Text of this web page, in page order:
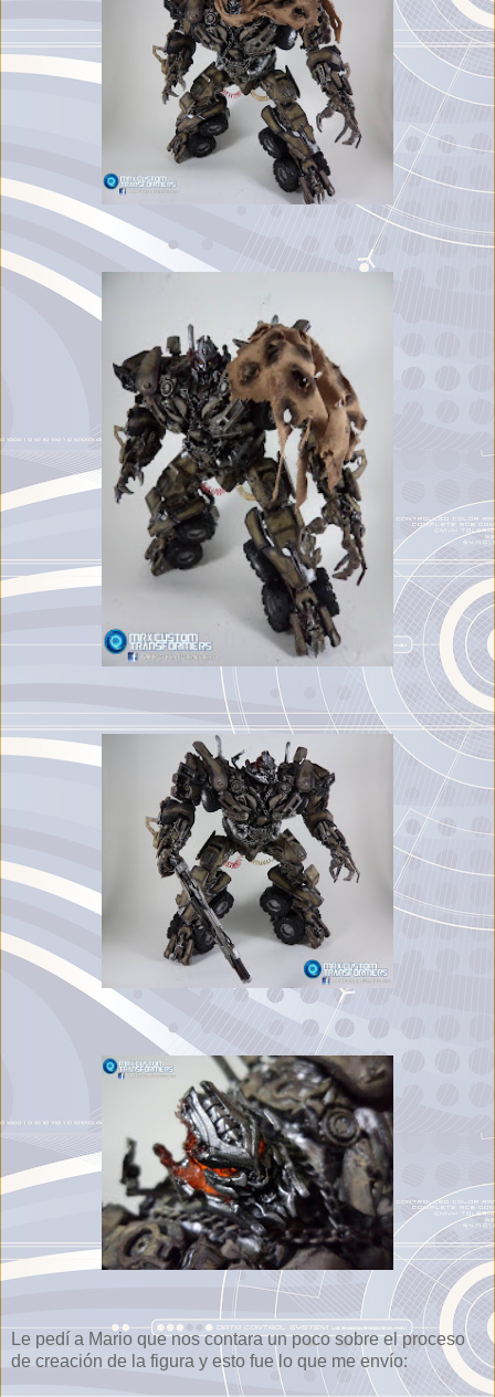
Le pedí a Mario que nos contara un poco sobre el proceso
de creación de la figura y esto fue lo que me envío: